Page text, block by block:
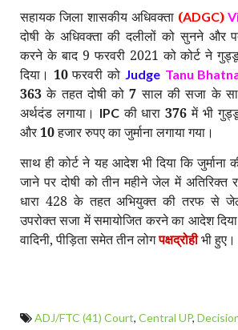
सहायक जिला शासकीय अधिवक्ता(ADGC)
दोषी के अधिवक्ता की दलीलों को सुनने और
करने के बाद 9 फरवरी 2021 को कोर्ट ने गुड्डू
दिया। 10फरवरी को Judge Tanu
363 के तहत दोषी को7 साल की सजा के
अर्थदंड लगाया। IPC की धारा376 में भी
और10हजार रुपए का जुर्माना लगाया गया।
साथ ही कोर्ट ने यह आदेश भी दिया कि जुर्माना
जाने पर दोषी को तीन महीने जेल में अतिरिक्त
धारा 428 के तहत अभियुक्त की तरफ से
उपरोक्त सजा में समायोजित करने का आदेश
वादिनी, पीड़िता समेत तीन लोगपक्षद्रोहीभी हुए।
ADJ/FTC (41) Court, Central UP,